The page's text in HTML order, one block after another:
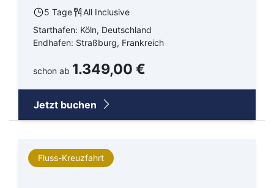
Afrika
AIDA Cruises
5 Tage
All Inclusive
Starthafen: Köln, Deutschland
Endhafen: Straßburg, Frankreich
schon ab 1.349,00 €
Jetzt buchen
Fluss-Kreuzfahrt